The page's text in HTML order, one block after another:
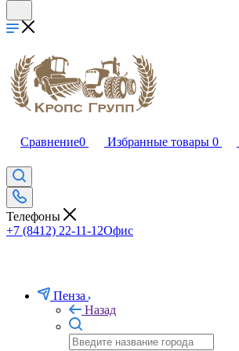
Сравнение0 Избранные товары 0
Телефоны
+7 (8412) 22-11-12Офис
Пенза
Назад